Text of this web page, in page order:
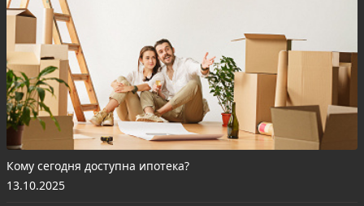
Кому сегодня доступна ипотека?
13.10.2025